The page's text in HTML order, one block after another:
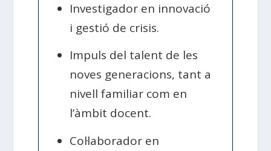
Investigador en innovació
i gestió de crisis.
Impuls del talent de les
noves generacions, tant a
nivell familiar com en
l’àmbit docent.
Col·laborador en